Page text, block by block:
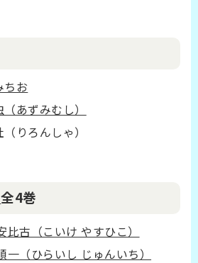
ちお
あずみむし）
りろんしゃ）
全4巻
比古（こいけ やすひこ）
一（ひらいし じゅんいち）